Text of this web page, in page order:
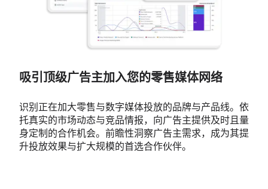
吸引顶级广告主加入您的零售媒体网络
识别正在加大零售与数字媒体投放的品牌与产品线。依
托真实的市场动态与竞品情报，向广告主提供及时且量
身定制的合作机会。前瞻性洞察广告主需求，成为其提
升投放效果与扩大规模的首选合作伙伴。